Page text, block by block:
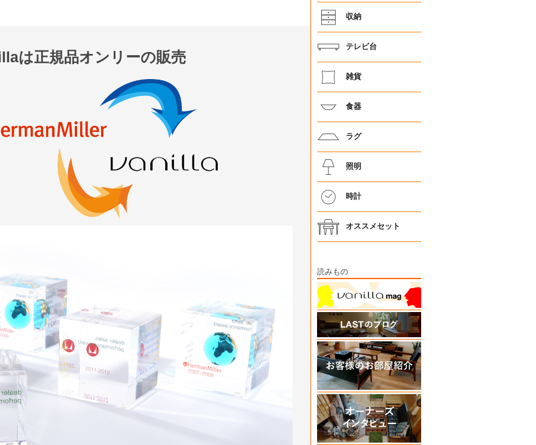
は正規品オンリーの販売
収納
テレビ台
雑貨
食器
ラグ
照明
時計
オススメセット
読みもの